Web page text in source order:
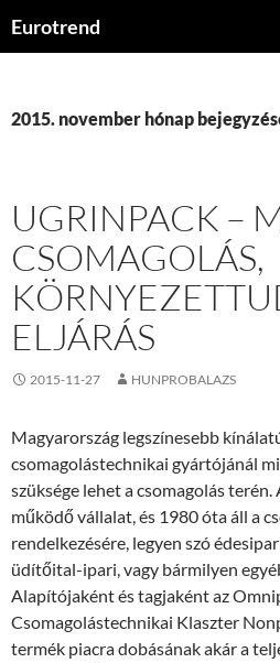
Eurotrend
2015. november hónap
UGRINPACK –
CSOMAGOLÁS,
ELJÁRÁS
2015-11-27 HUNPROBALAZS
Magyarország legszínesebb
csomagolástechnikai gyártójánál
szüksége lehet a csomagolás
működő vállalat, és 1980 óta áll a
rendelkezésére, legyen szó
üdítőital-ipari, vagy bármilyen
Alapítójaként és tagjaként az
Csomagolástechnikai Klaszter
termék piacra dobásának akár a